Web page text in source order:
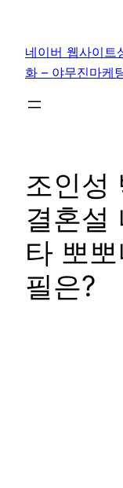
네이버 웹사이트
화 – 야무진마케
조인성
결혼설
타 뽀
필은?